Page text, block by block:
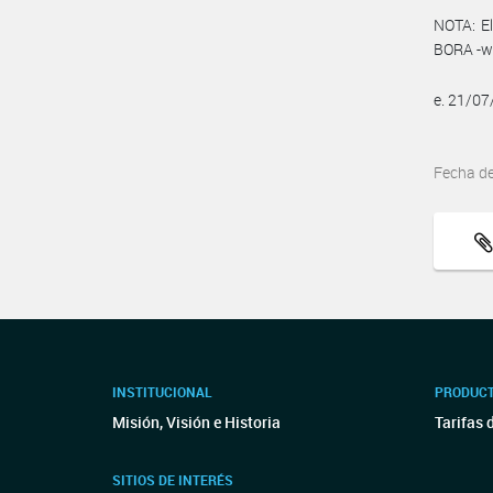
NOTA:
BORA -
e. 21/
Fecha
INSTITUCIONAL
Misión, Visión e Historia
SITIOS DE INTERÉS
Tarifas